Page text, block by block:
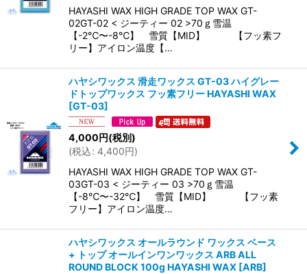
HAYASHI WAX HIGH GRADE TOP WAX GT-
02GT-02 < ジーティー 02 >70ｇ雪温
【-2℃〜-8℃】 雪質【MID】 【フッ素フ
リー】アイロン温度【…
ハヤシワックス 滑走ワックス GT-03 ハイグレー
ドトップワックス フッ素フリー HAYASHI WAX
[GT-03]
4,000円(税別)
(税込: 4,400円)
HAYASHI WAX HIGH GRADE TOP WAX GT-
03GT-03 < ジーティー 03 >70ｇ雪温
【-8℃〜-32℃】 雪質【MID】 【フッ素
フリー】アイロン温度…
ハヤシワックス オールラウンド ワックス ベース
+ トップ オールインワンワックス ARB ALL
ROUND BLOCK 100g HAYASHI WAX [ARB]